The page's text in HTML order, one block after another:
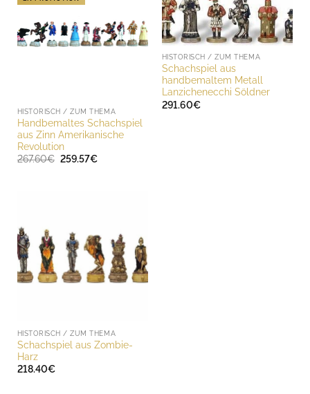
HISTORISCH / ZUM THEMA
Handbemaltes Schachspiel
aus Zinn Amerikanische
Revolution
267.60€ Ursprünglicher
259.57€Aktueller
HISTORISCH / ZUM THEMA
Schachspiel aus
handbemaltem Metall
Lanzichenecchi Söldner
291.60€
HISTORISCH / ZUM THEMA
Schachspiel aus Zombie-
Harz
218.40€